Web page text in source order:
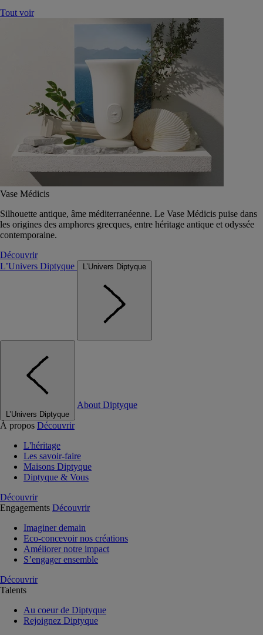
Tout voir
Vase Médicis
Silhouette antique, âme méditerranéenne. Le Vase Médicis puise dans
les origines des amphores grecques, entre héritage antique et odyssée
contemporaine.
Découvrir
L’Univers Diptyque
L’Univers Diptyque
L’Univers Diptyque
About Diptyque
À propos Découvrir
L'héritage
Les savoir-faire
Maisons Diptyque
Diptyque & Vous
Découvrir
Engagements Découvrir
Imaginer demain
Eco-concevoir nos créations
Améliorer notre impact
S’engager ensemble
Découvrir
Talents
Au coeur de Diptyque
Rejoignez Diptyque